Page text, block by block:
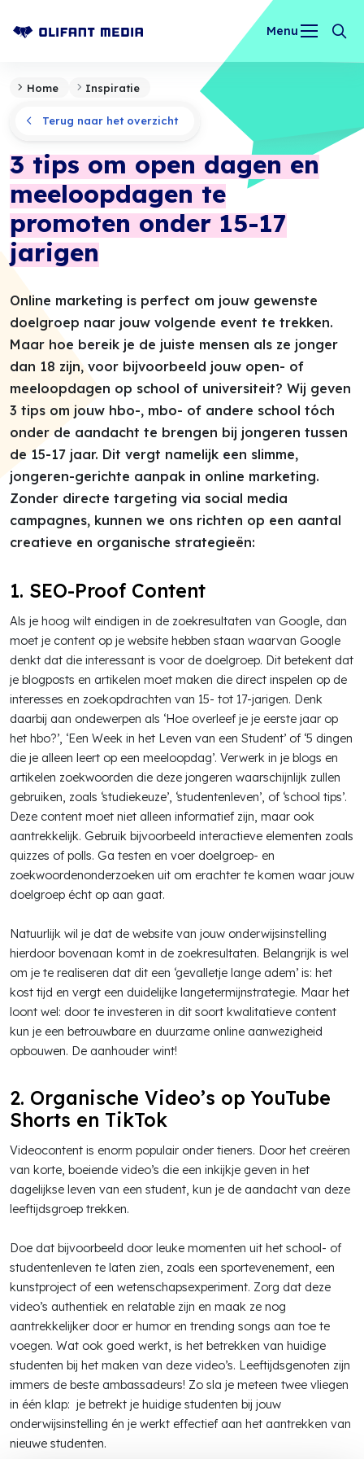
Menu
Home Inspiratie
Terug naar het overzicht
3 tips om open dagen en
meeloopdagen te
promoten onder 15-17
jarigen
Online marketing is perfect om jouw gewenste
doelgroep naar jouw volgende event te trekken.
Maar hoe bereik je de juiste mensen als ze jonger
dan 18 zijn, voor bijvoorbeeld jouw open- of
meeloopdagen op school of universiteit? Wij geven
3 tips om jouw hbo-, mbo- of andere school tóch
onder de aandacht te brengen bij jongeren tussen
de 15-17 jaar. Dit vergt namelijk een slimme,
jongeren-gerichte aanpak in online marketing.
Zonder directe targeting via social media
campagnes, kunnen we ons richten op een aantal
creatieve en organische strategieën:
1. SEO-Proof Content
Als je hoog wilt eindigen in de zoekresultaten van Google, dan
moet je content op je website hebben staan waarvan Google
denkt dat die interessant is voor de doelgroep. Dit betekent dat
je blogposts en artikelen moet maken die direct inspelen op de
interesses en zoekopdrachten van 15- tot 17-jarigen. Denk
daarbij aan ondewerpen als ‘Hoe overleef je je eerste jaar op
het hbo?’, ‘Een Week in het Leven van een Student’ of ‘5 dingen
die je alleen leert op een meeloopdag’. Verwerk in je blogs en
artikelen zoekwoorden die deze jongeren waarschijnlijk zullen
gebruiken, zoals ‘studiekeuze’, ‘studentenleven’, of ‘school tips’.
Deze content moet niet alleen informatief zijn, maar ook
aantrekkelijk. Gebruik bijvoorbeeld interactieve elementen zoals
quizzes of polls. Ga testen en voer doelgroep- en
zoekwoordenonderzoeken uit om erachter te komen waar jouw
doelgroep écht op aan gaat.
Natuurlijk wil je dat de website van jouw onderwijsinstelling
hierdoor bovenaan komt in de zoekresultaten. Belangrijk is wel
om je te realiseren dat dit een ‘gevalletje lange adem’ is: het
kost tijd en vergt een duidelijke langetermijnstrategie. Maar het
loont wel: door te investeren in dit soort kwalitatieve content
kun je een betrouwbare en duurzame online aanwezigheid
opbouwen. De aanhouder wint!
2. Organische Video’s op YouTube
Shorts en TikTok
Videocontent is enorm populair onder tieners. Door het creëren
van korte, boeiende video’s die een inkijkje geven in het
dagelijkse leven van een student, kun je de aandacht van deze
leeftijdsgroep trekken.
Doe dat bijvoorbeeld door leuke momenten uit het school- of
studentenleven te laten zien, zoals een sportevenement, een
kunstproject of een wetenschapsexperiment. Zorg dat deze
video’s authentiek en relatable zijn en maak ze nog
aantrekkelijker door er humor en trending songs aan toe te
voegen. Wat ook goed werkt, is het betrekken van huidige
studenten bij het maken van deze video’s. Leeftijdsgenoten zijn
immers de beste ambassadeurs! Zo sla je meteen twee vliegen
in één klap: je betrekt je huidige studenten bij jouw
onderwijsinstelling én je werkt effectief aan het aantrekken van
nieuwe studenten.